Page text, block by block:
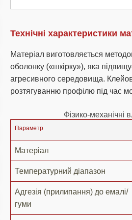
Технічні характеристики
Матеріал виготовляється
оболонку («шкірку»), яка
агресивного середовища.
розтягуванню профілю під час
Фізико-механічні
Параметр
Матеріал
Температурний діапазон
Адгезія (прилипання) до емалі/
гуми